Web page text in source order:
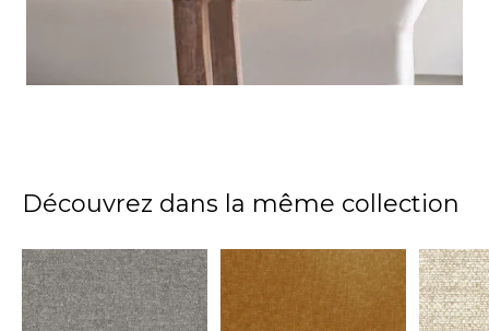
Découvrez dans la même collection